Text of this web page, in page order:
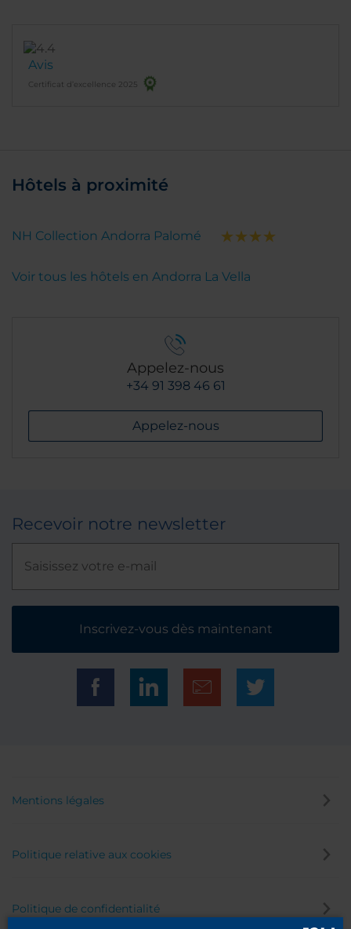
Avis
Certificat d’excellence 2025
Hôtels à proximité
NH Collection Andorra Palomé
Voir tous les hôtels en Andorra La Vella
Appelez-nous
+34 91 398 46 61
Appelez-nous
Recevoir notre newsletter
Inscrivez-vous dès maintenant
Mentions légales
Politique relative aux cookies
Politique de confidentialité